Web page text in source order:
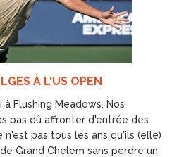
À L'US OPEN
Flushing Meadows. Nos
pas dû affronter d'entrée des
n'est pas tous les ans qu'ils (elle)
Grand Chelem sans perdre un